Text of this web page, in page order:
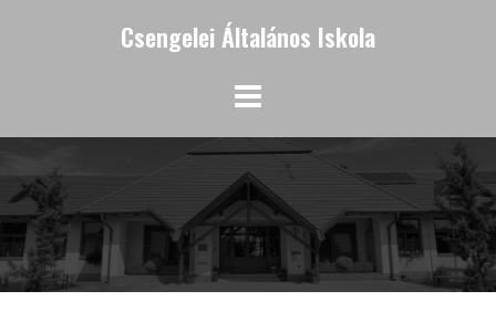
Csengelei Általános Iskola